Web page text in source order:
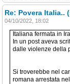
Re: Povera Italia..
04/10/2022, 18:02
Italiana fermata in
In un post aveva
dalle violenze della
Si troverebbe nel
romana arrestata